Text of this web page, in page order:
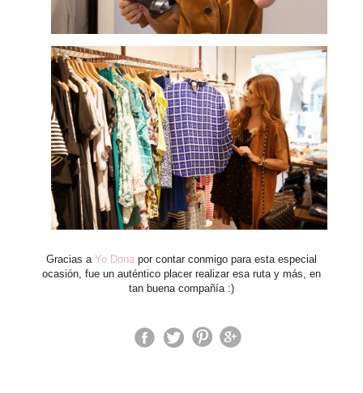
Gracias a Yo Dona por contar conmigo para esta especial
ocasión, fue un auténtico placer realizar esa ruta y más, en
tan buena compañía :)